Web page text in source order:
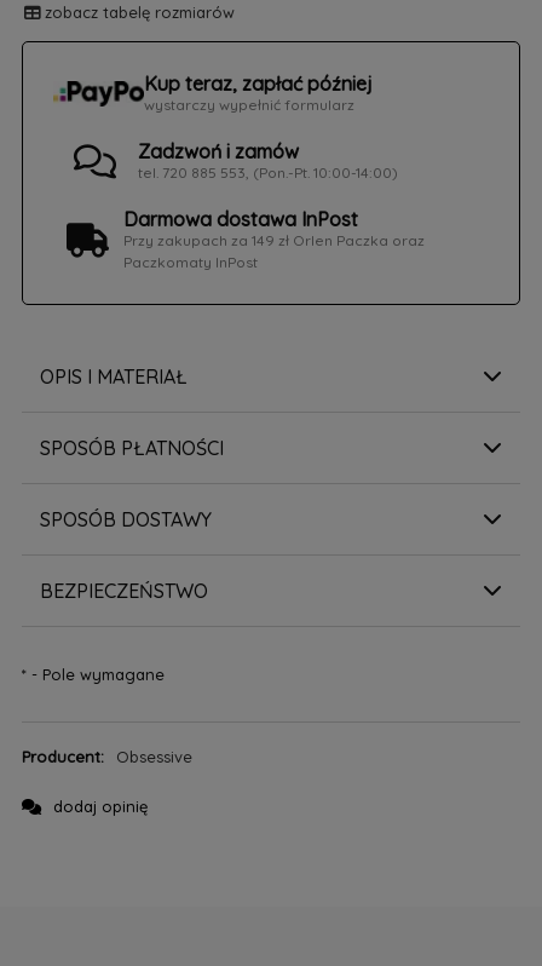
zobacz tabelę rozmiarów
Kup teraz, zapłać później
wystarczy wypełnić formularz
Zadzwoń i zamów
tel. 720 885 553, (Pon.-Pt. 10:00-14:00)
Darmowa dostawa InPost
Przy zakupach za 149 zł Orlen Paczka oraz
Paczkomaty InPost
OPIS I MATERIAŁ
SPOSÓB PŁATNOŚCI
SPOSÓB DOSTAWY
BEZPIECZEŃSTWO
*- Pole wymagane
Producent: Obsessive
dodaj opinię